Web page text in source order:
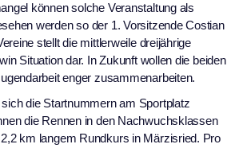
können solche Veranstaltung als
werden so der 1. Vorsitzende Costian
stellt die mittlerweile dreijährige
Situation dar. In Zukunft wollen die beiden
enger zusammenarbeiten.
die Startnummern am Sportplatz
die Rennen in den Nachwuchsklassen
km langem Rundkurs in Märzisried. Pro